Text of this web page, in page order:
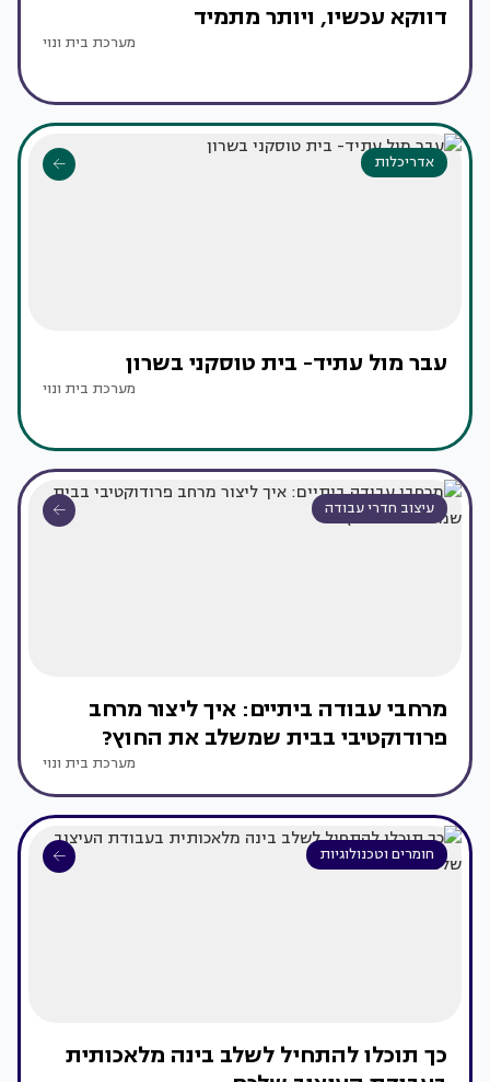
דווקא עכשיו, ויותר מתמיד
מערכת בית ונוי
אדריכלות
עבר מול עתיד- בית טוסקני בשרון
מערכת בית ונוי
עיצוב חדרי עבודה
מרחבי עבודה ביתיים: איך ליצור מרחב
פרודוקטיבי בבית שמשלב את החוץ?
מערכת בית ונוי
חומרים וטכנולוגיות
כך תוכלו להתחיל לשלב בינה מלאכותית